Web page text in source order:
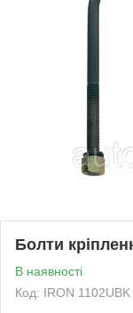
Болти
В наявності
Код: IRON 1102UBK